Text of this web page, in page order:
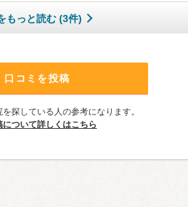
もっと読む (3件)
口コミを投稿
探している人の参考になります。
について詳しくはこちら